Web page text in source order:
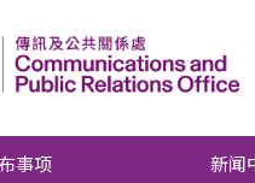
事项 新闻